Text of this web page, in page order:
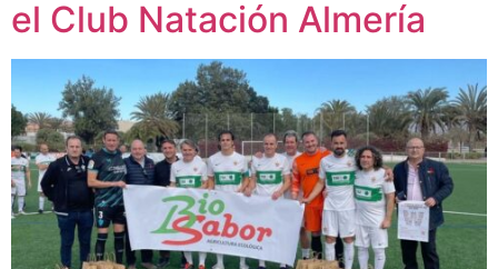
el Club Natación Almería